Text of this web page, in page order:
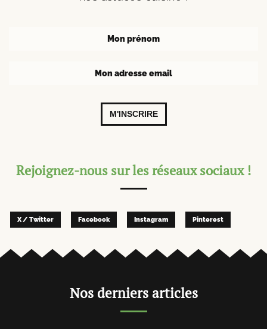
M'INSCRIRE
Rejoignez-nous sur les réseaux sociaux !
X / Twitter Facebook Instagram Pinterest
Nos derniers articles